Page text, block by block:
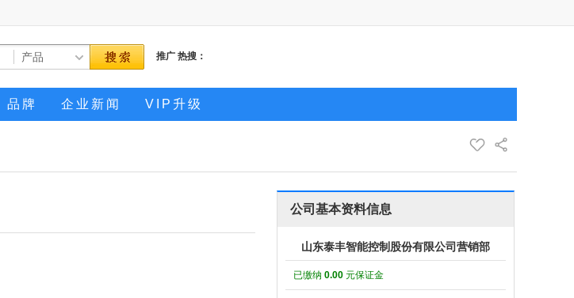
推广 热搜：
品牌 企业新闻 VIP升级
公司基本资料信息
山东泰丰智能控制股份有限公司营销部
已缴纳 0.00 元保证金